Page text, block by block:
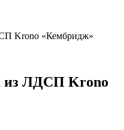
Krono «Кембридж»
из ЛДСП Krono